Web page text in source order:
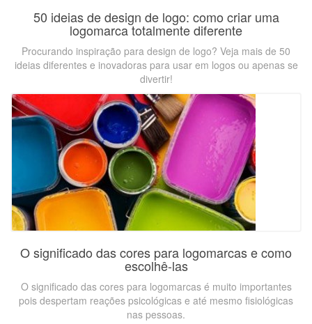
50 ideias de design de logo: como criar uma
logomarca totalmente diferente
Procurando inspiração para design de logo? Veja mais de 50
ideias diferentes e inovadoras para usar em logos ou apenas se
divertir!
O significado das cores para logomarcas e como
escolhê-las
O significado das cores para logomarcas é muito importantes
pois despertam reações psicológicas e até mesmo fisiológicas
nas pessoas.